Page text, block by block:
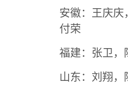
安徽：王庆庆
付荣
福建：张卫，
山东：刘翔，